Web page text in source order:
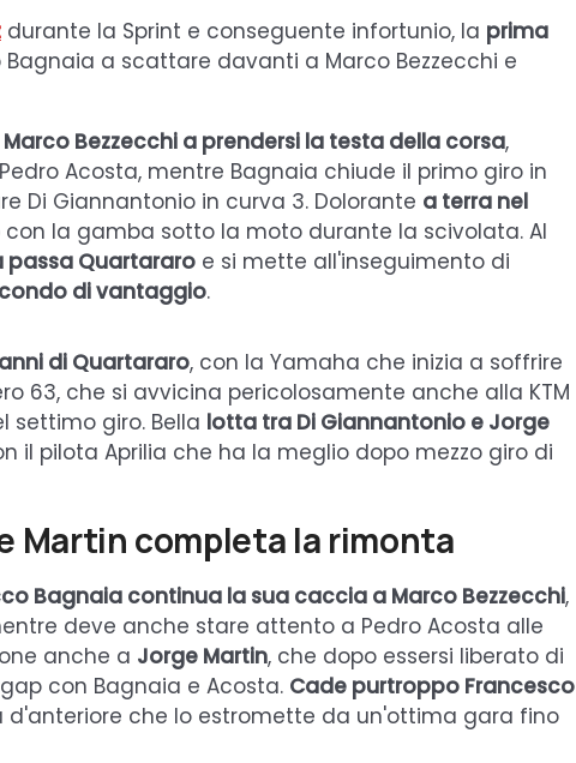
durante la Sprint e conseguente infortunio, la prima
Bagnaia a scattare davanti a Marco Bezzecchi e
Marco Bezzecchi a prendersi la testa della corsa,
Acosta, mentre Bagnaia chiude il primo giro in
Di Giannantonio in curva 3. Dolorante a terra nel
con la gamba sotto la moto durante la scivolata. Al
passa Quartararo e si mette all'inseguimento di
di vantaggio.
di Quartararo, con la Yamaha che inizia a soffrire
63, che si avvicina pericolosamente anche alla KTM
settimo giro. Bella lotta tra Di Giannantonio e Jorge
il pilota Aprilia che ha la meglio dopo mezzo giro di
Martin completa la rimonta
Bagnaia continua la sua caccia a Marco Bezzecchi,
deve anche stare attento a Pedro Acosta alle
anche a Jorge Martin, che dopo essersi liberato di
con Bagnaia e Acosta. Cade purtroppo Francesco
d'anteriore che lo estromette da un'ottima gara fino